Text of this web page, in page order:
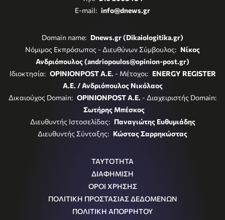
E-mail: info@dnews.gr
Domain name: Dnews.gr (Dikaiologitika.gr)
Νόμιμος Εκπρόσωπος - Διευθύνων Σύμβουλος: Νίκος
Ανδριόπουλος (andriopoulos@opinion-post.gr)
Ιδιοκτησία: OPINIONPOST A.E. - Μέτοχοι: ENERGY REGISTER
Α.Ε. / Ανδριόπουλος Νικόλαος
Δικαιούχος Domain: OPINIONPOST A.E. - Διαχειριστής Domain:
Σωτήρης Μπέσκος
Διευθυντής Ιστοσελίδας: Παναγιώτης Ευθυμιάδης
Διευθυντής Σύνταξης: Κώστας Σαρρηκώστας
ΤΑΥΤΟΤΗΤΑ
ΔΙΑΦΗΜΙΣΗ
ΟΡΟΙ ΧΡΗΣΗΣ
ΠΟΛΙΤΙΚΗ ΠΡΟΣΤΑΣΙΑΣ ΔΕΔΟΜΕΝΩΝ
ΠΟΛΙΤΙΚΗ ΑΠΟΡΡΗΤΟΥ